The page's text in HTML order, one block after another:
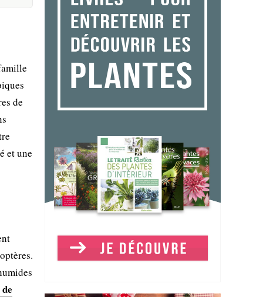
de
et une